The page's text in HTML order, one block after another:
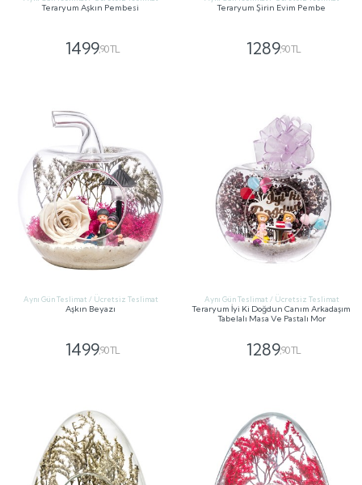
Teraryum Aşkın Pembesi
1499,90 TL
Teraryum Şirin Evim Pembe
1289,90 TL
Aynı Gün Teslimat / Ücretsiz Teslimat
Aşkın Beyazı
1499,90 TL
Aynı Gün Teslimat / Ücretsiz Teslimat
Teraryum İyi Ki Doğdun Canım Arkadaşım
Tabelalı Masa Ve Pastalı Mor
1289,90 TL